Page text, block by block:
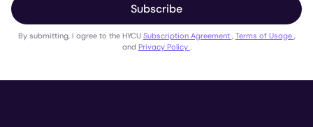
Subscribe
By submitting, I agree to the HYCU Subscription Agreement , Terms of Usage ,
and Privacy Policy .